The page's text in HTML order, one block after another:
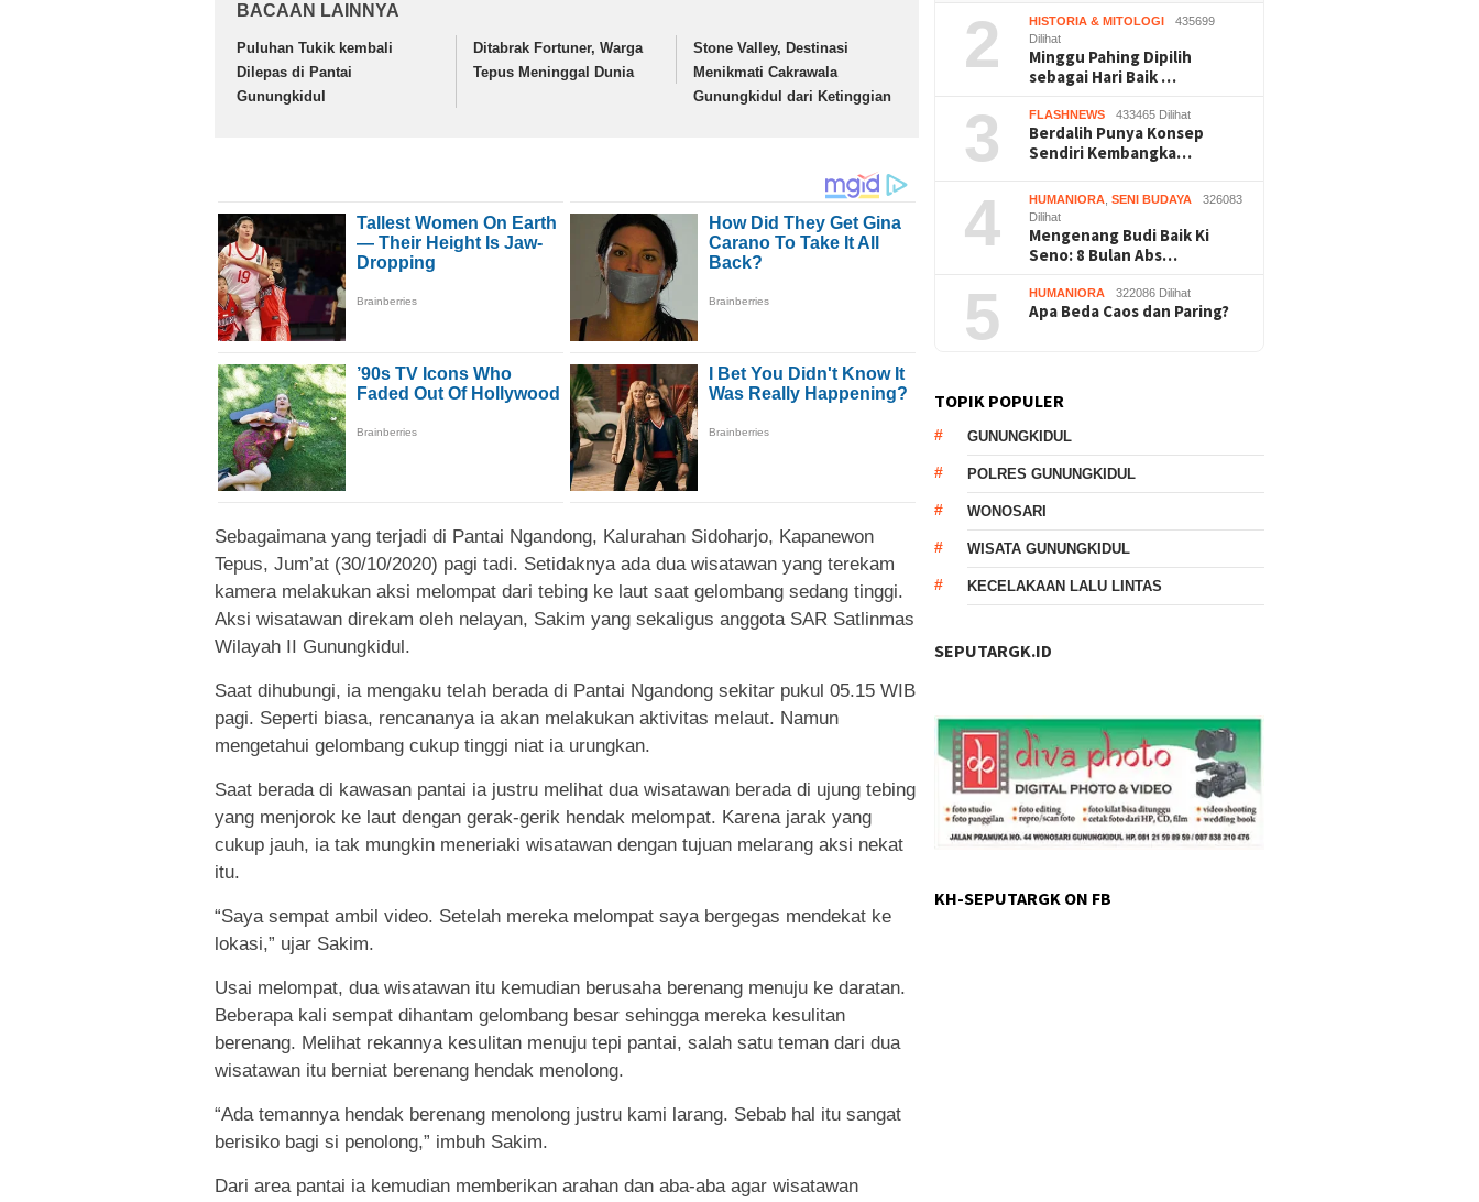
BACAAN LAINNYA
Puluhan Tukik kembali
Dilepas di Pantai
Gunungkidul
Ditabrak Fortuner, Warga
Tepus Meninggal Dunia
Stone Valley, Destinasi
Menikmati Cakrawala
Gunungkidul dari Ketinggian
Sebagaimana yang terjadi di Pantai Ngandong, Kalurahan Sidoharjo, Kapanewon
Tepus, Jum’at (30/10/2020) pagi tadi. Setidaknya ada dua wisatawan yang terekam
kamera melakukan aksi melompat dari tebing ke laut saat gelombang sedang tinggi.
Aksi wisatawan direkam oleh nelayan, Sakim yang sekaligus anggota SAR Satlinmas
Wilayah II Gunungkidul.
Saat dihubungi, ia mengaku telah berada di Pantai Ngandong sekitar pukul 05.15 WIB
pagi. Seperti biasa, rencananya ia akan melakukan aktivitas melaut. Namun
mengetahui gelombang cukup tinggi niat ia urungkan.
Saat berada di kawasan pantai ia justru melihat dua wisatawan berada di ujung tebing
yang menjorok ke laut dengan gerak-gerik hendak melompat. Karena jarak yang
cukup jauh, ia tak mungkin meneriaki wisatawan dengan tujuan melarang aksi nekat
itu.
“Saya sempat ambil video. Setelah mereka melompat saya bergegas mendekat ke
lokasi,” ujar Sakim.
Usai melompat, dua wisatawan itu kemudian berusaha berenang menuju ke daratan.
Beberapa kali sempat dihantam gelombang besar sehingga mereka kesulitan
berenang. Melihat rekannya kesulitan menuju tepi pantai, salah satu teman dari dua
wisatawan itu berniat berenang hendak menolong.
“Ada temannya hendak berenang menolong justru kami larang. Sebab hal itu sangat
berisiko bagi si penolong,” imbuh Sakim.
Dari area pantai ia kemudian memberikan arahan dan aba-aba agar wisatawan
2 HISTORIA & MITOLOGI
435699
Dilihat
Minggu Pahing Dipilih
sebagai Hari Baik …
3 FLASHNEWS 433465 Dilihat
Berdalih Punya Konsep
Sendiri Kembangka…
4 HUMANIORA ,SENI BUDAYA
326083
Dilihat
Mengenang Budi Baik Ki
Seno: 8 Bulan Abs…
5 HUMANIORA 322086 Dilihat
Apa Beda Caos dan Paring?
TOPIK POPULER
GUNUNGKIDUL
POLRES GUNUNGKIDUL
WONOSARI
WISATA GUNUNGKIDUL
KECELAKAAN LALU LINTAS
SEPUTARGK.ID
KH-SEPUTARGK ON FB